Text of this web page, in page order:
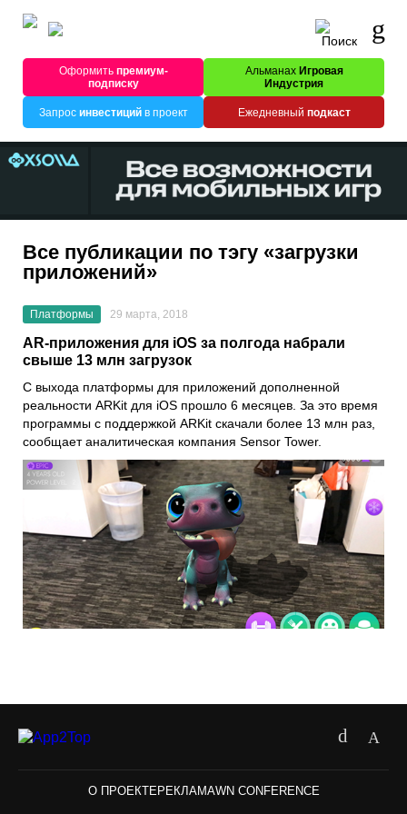
Оформитьпремиум-
подписку
Альманах Игровая
Индустрия
Запрос инвестицийв проект Ежедневный подкаст
Все публикации по тэгу «загрузки
приложений»
Платформы 29 марта, 2018
AR-приложения для iOS за полгода набрали
свыше 13 млн загрузок
С выхода платформы для приложений дополненной
реальности ARKit для iOS прошло 6 месяцев. За это время
программы с поддержкой ARKit скачали более 13 млн раз,
сообщает аналитическая компания Sensor Tower.
О ПРОЕКТЕРЕКЛАМАWN CONFERENCE